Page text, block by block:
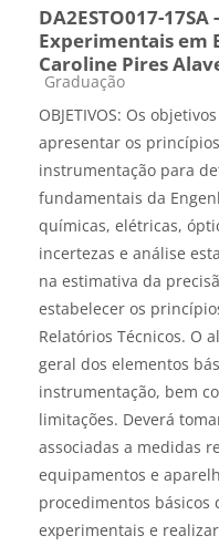
DA2ESTO017-
Experimentais em
Caroline Pires
Categoria do curso
Graduação
OBJETIVOS: Os
apresentar os
instrumentação para
fundamentais da
químicas, elétricas,
incertezas e análise
na estimativa da
estabelecer os
Relatórios Técnicos. O
geral dos elementos
instrumentação, bem
limitações. Deverá
associadas a medidas
equipamentos e
procedimentos básicos
experimentais e